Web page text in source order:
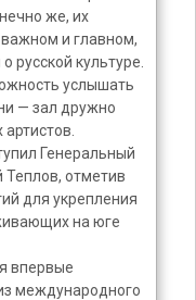
же, их
и главном,
русской культуре.
услышать
— зал дружно
Генеральный
Теплов, отметив
для укрепления
на юге
впервые
международного